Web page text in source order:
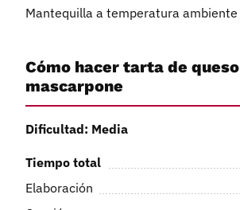
Mantequilla a temperatura ambiente
Cómo hacer tarta de queso
mascarpone
Dificultad: Media
Tiempo total
Elaboración